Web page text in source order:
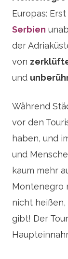
Europas:
Serbien
der
von
und
Während
vor den
haben, und
und
kaum mehr
Montenegro
nicht heißen,
gibt! Der